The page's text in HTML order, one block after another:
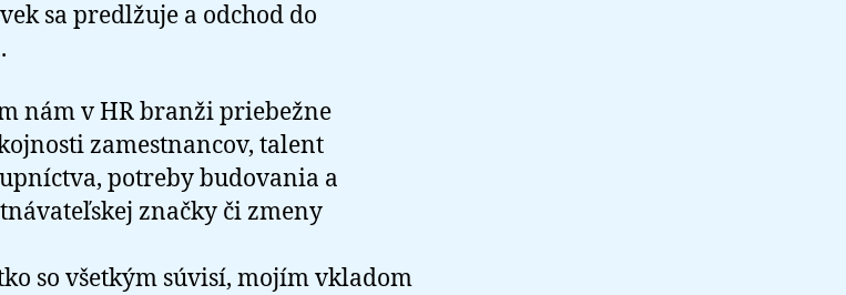
sa predlžuje a odchod do
nám v HR branži priebežne
zamestnancov, talent
potreby budovania a
značky či zmeny
so všetkým súvisí, mojím vkladom